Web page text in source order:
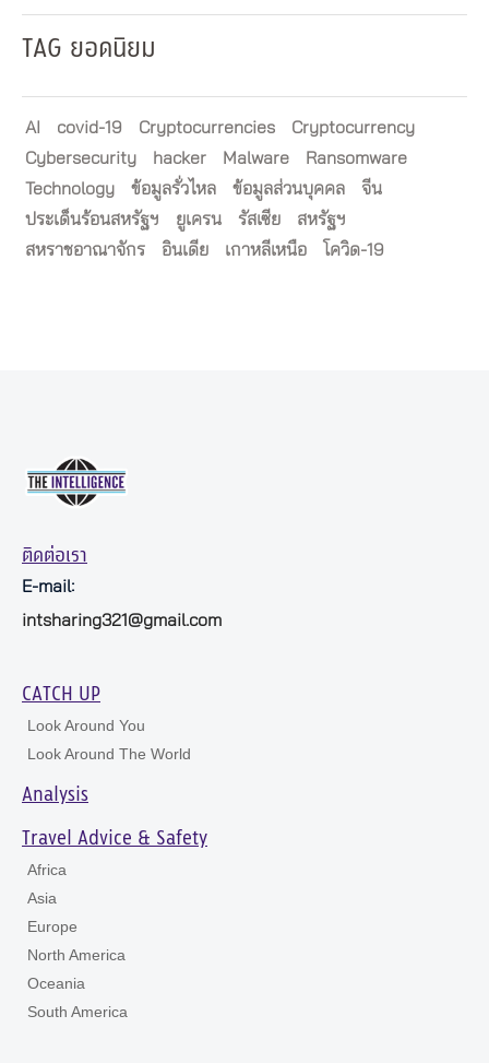
TAG ยอดนิยม
AI covid-19 Cryptocurrencies
Cryptocurrency
Cybersecurity
hacker Malware
Ransomware
Technology
ข้อมูลรั่วไหล ข้อมูลส่วนบุคคล
จีน
ประเด็นร้อนสหรัฐฯ
ยูเครน รัสเซีย
สหรัฐฯ
สหราชอาณาจักร
อินเดีย เกาหลีเหนือ โควิด-19
ติดต่อเรา
E-mail:
intsharing321@gmail.com
CATCH UP
Look Around You
Look Around The World
Analysis
Travel Advice & Safety
Africa
Asia
Europe
North America
Oceania
South America